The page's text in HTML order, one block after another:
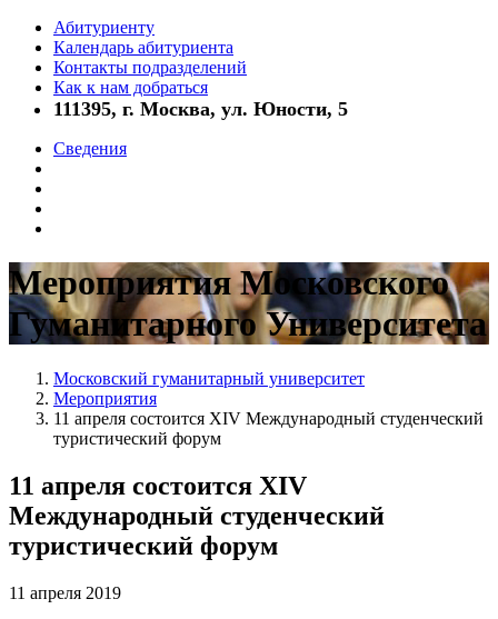
Абитуриенту
Календарь абитуриента
Контакты подразделений
Как к нам добраться
111395, г. Москва, ул. Юности, 5
Сведения
Мероприятия Московского
Гуманитарного Университета
Московский гуманитарный университет
Мероприятия
11 апреля состоится XIV Международный студенческий
туристический форум
11 апреля состоится XIV
Международный студенческий
туристический форум
11 апреля 2019